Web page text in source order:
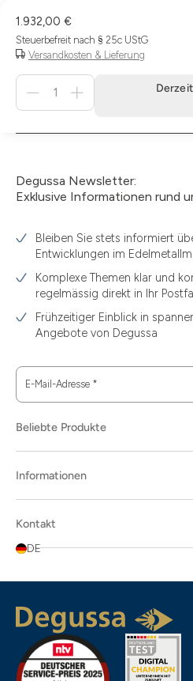
1.932,00 €
Steuerbefreit nach § 25c UStG
Versandkosten & Lieferung
Derzeit
verfügbar
Degussa Newsletter:
Exklusive Informationen rund
Bleiben Sie stets informiert
Entwicklungen im
Komplexe Themen klar und
regelmässig direkt in Ihr
Frühzeitiger Einblick in
Angebote von Degussa
E-Mail-Adresse *
Beliebte Produkte
Informationen
Kontakt
DE